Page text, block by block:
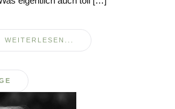
WEITERLESEN...